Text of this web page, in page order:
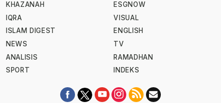
KHAZANAH
IQRA
ISLAM DIGEST
NEWS
ANALISIS
SPORT
ESGNOW
VISUAL
ENGLISH
TV
RAMADHAN
INDEKS